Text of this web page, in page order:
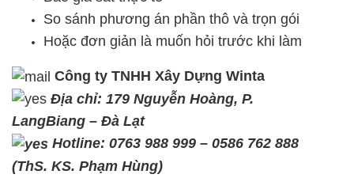
So sánh phương án phần thô và trọn gói
Hoặc đơn giản là muốn hỏi trước khi làm
Công ty TNHH Xây Dựng Winta
Địa chỉ: 179 Nguyễn Hoàng, P.
LangBiang – Đà Lạt
Hotline: 0763 988 999 – 0586 762 888
(ThS. KS. Phạm Hùng)